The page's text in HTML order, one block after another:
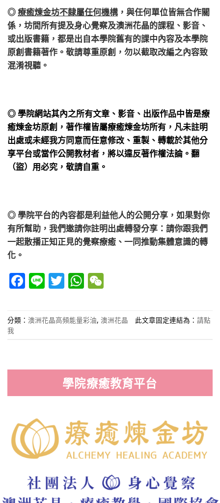
◎療癒煉金坊不隸屬任何機構 ， 與任何單位皆無合作關
係， 坊間所有提及身心覺察及澳洲花晶的課程、影音、
或出版書籍，都是出自本學院舊有的課中內容及本學院
原創書籍著作。敬請尊重原創，勿以截取改編之內容致
混淆視聽。
◎ 學院網站其內之所有文章、影音、出版作品中皆是療
癒煉金坊原創，著作權皆屬療癒煉金坊所有，凡未註明
出處或未經我方同意而任意修改、重製、轉載於其他分
享平台或當作公開教材者，將以違反著作權法論。翻
（盜）用必究，敬請自重。
◎ 學院平台的內容都是利益他人的公開分享，如果對你
有所幫助，我們邀請你註明出處轉發分享：請你跟我們
一起散播正知正見的覺察療癒、一同推動集體意識的轉
化。
Facebook
LineTwitterWhatsApp
分類： 澳洲花晶高頻能量彩油 澳洲花晶 此文章固定連結為： 請點
我
學院療癒教育平台